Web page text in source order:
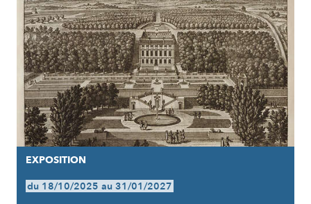
EXPOSITION
du 18/10/2025 au 31/01/2027